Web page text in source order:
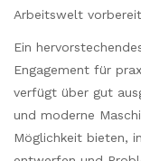
Arbeitswelt
Ein
Engagement für
verfügt über gut
und moderne
Möglichkeit bieten,